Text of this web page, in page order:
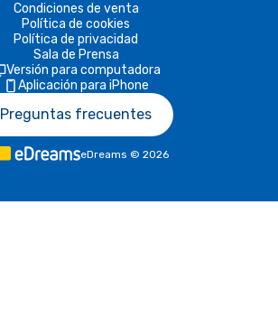
Condiciones de venta
Política de cookies
Política de privacidad
Sala de Prensa
Versión para computadora
Aplicación para iPhone
Preguntas frecuentes
eDreams © 2026